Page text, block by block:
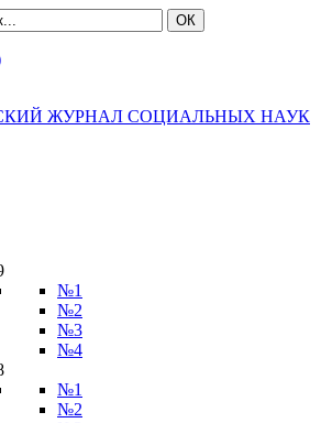
ОК
№1
№2
№3
№4
№1
№2